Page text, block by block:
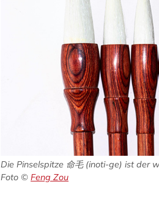
Die Pinselspitze 命毛 (inoti-ge) ist der
Foto ©Feng Zou